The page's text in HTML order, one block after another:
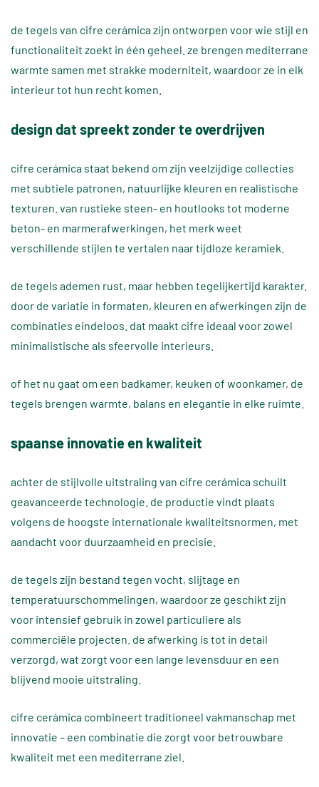
de tegels van cifre cerámica zijn ontworpen voor wie stijl en
functionaliteit zoekt in één geheel. ze brengen mediterrane
warmte samen met strakke moderniteit, waardoor ze in elk
interieur tot hun recht komen.
design dat spreekt zonder te overdrijven
cifre cerámica staat bekend om zijn veelzijdige collecties
met subtiele patronen, natuurlijke kleuren en realistische
texturen. van rustieke steen- en houtlooks tot moderne
beton- en marmerafwerkingen, het merk weet
verschillende stijlen te vertalen naar tijdloze keramiek.
de tegels ademen rust, maar hebben tegelijkertijd karakter.
door de variatie in formaten, kleuren en afwerkingen zijn de
combinaties eindeloos. dat maakt cifre ideaal voor zowel
minimalistische als sfeervolle interieurs.
of het nu gaat om een badkamer, keuken of woonkamer, de
tegels brengen warmte, balans en elegantie in elke ruimte.
spaanse innovatie en kwaliteit
achter de stijlvolle uitstraling van cifre cerámica schuilt
geavanceerde technologie. de productie vindt plaats
volgens de hoogste internationale kwaliteitsnormen, met
aandacht voor duurzaamheid en precisie.
de tegels zijn bestand tegen vocht, slijtage en
temperatuurschommelingen, waardoor ze geschikt zijn
voor intensief gebruik in zowel particuliere als
commerciële projecten. de afwerking is tot in detail
verzorgd, wat zorgt voor een lange levensduur en een
blijvend mooie uitstraling.
cifre cerámica combineert traditioneel vakmanschap met
innovatie – een combinatie die zorgt voor betrouwbare
kwaliteit met een mediterrane ziel.